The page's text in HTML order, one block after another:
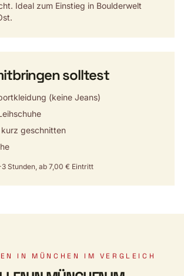
Ideal zum Einstieg in Boulderwelt
solltest
(keine Jeans)
geschnitten
Stunden, ab 7,00 € Eintritt
IN MÜNCHEN IM VERGLEICH